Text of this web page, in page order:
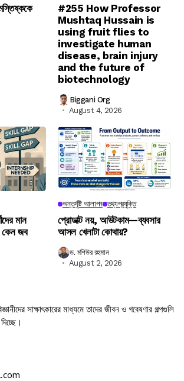
#255 How Professor
Mushtaq Hussain is
using fruit flies to
investigate human
disease, brain injury
and the future of
biotechnology
Biggani Org
August 4, 2026
মান
কেন জব
অন্তর্দৃষ্টি আলাপন তথ্যপ্রযুক্তি
প্রোডাক্ট নয়, আউটকাম—ব্যবসার
আসল খেলাটা কোথায়?
ড. মশিউর রহমান
August 2, 2026
সাক্ষাৎকারের মাধ্যমে তাদের জীবন ও গবেষণার গল্পগুলি